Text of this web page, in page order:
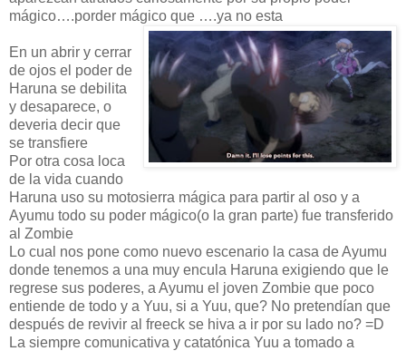
mágico….porder mágico que ….ya no esta
En un abrir y cerrar
de ojos el poder de
Haruna se debilita
y desaparece, o
deveria decir que
se transfiere
Por otra cosa loca
de la vida cuando
Haruna uso su motosierra mágica para partir al oso y a
Ayumu todo su poder mágico(o la gran parte) fue transferido
al Zombie
Lo cual nos pone como nuevo escenario la casa de Ayumu
donde tenemos a una muy encula Haruna exigiendo que le
regrese sus poderes, a Ayumu el joven Zombie que poco
entiende de todo y a Yuu, si a Yuu, que? No pretendían que
después de revivir al freeck se hiva a ir por su lado no? =D
La siempre comunicativa y catatónica Yuu a tomado a